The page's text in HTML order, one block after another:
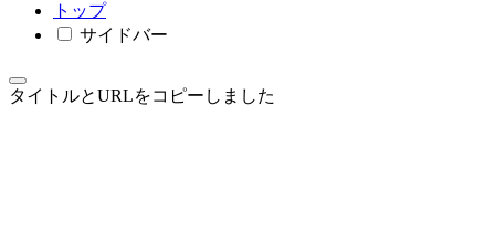
トップ
サイドバー
タイトルとURLをコピーしました